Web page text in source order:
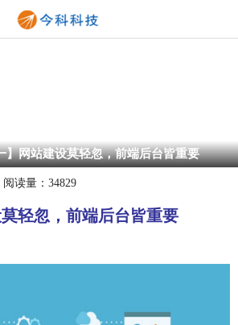
】网站建设莫轻忽，前端后台皆重要
阅读量： 34829
轻忽，前端后台皆重要